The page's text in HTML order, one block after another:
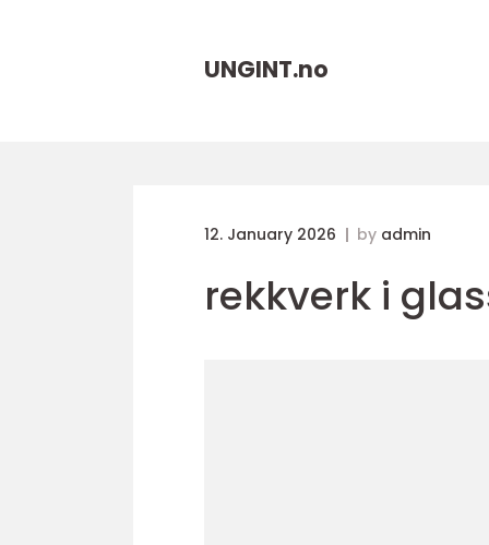
UNGINT.no
12. January 2026 by admin
rekkverk i